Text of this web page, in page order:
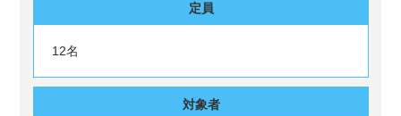
定員
12名
対象者